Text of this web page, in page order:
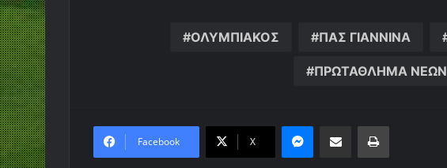
ΟΛΥΜΠΙΑΚΟΣ ΠΑΣ ΓΙΑΝΝΙΝΑ
ΠΡΩΤΑΘΛΗΜΑ ΝΕΩΝ
Facebook X
MessengerΚοινοποίηση μέσω ηλεκτρονικού ταχυδρομείουΕκτύπωση